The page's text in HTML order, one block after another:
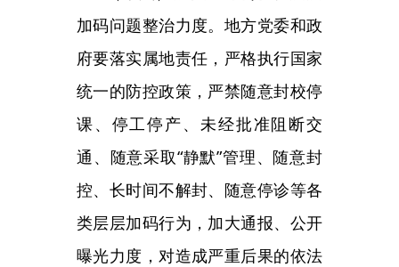
联保联供等预案，做好重要民生商
品储备。全面摸排社区常住人口基
础信息，掌握空巢独居老年人、困
境儿童、孕产妇、基础病患者等重
点人员情况，建立重点人员清单、
疫情期间需求清单。优化封闭区域
终端配送，明确生活物资供应专门
力量，在小区内划出固定接收点，